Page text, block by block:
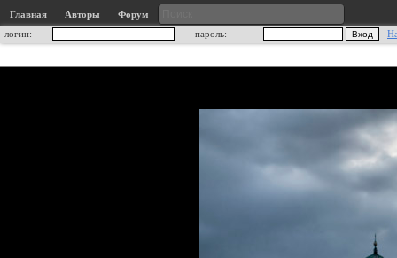
Главная Авторы
Форум
логин:
пароль: